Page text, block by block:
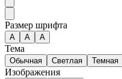
Размер шрифта
А A A
Тема
Обычная Светлая Темная
Изображения